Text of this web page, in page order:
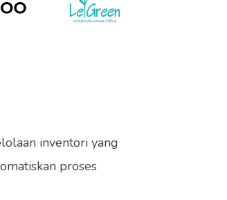
inventori yang
proses